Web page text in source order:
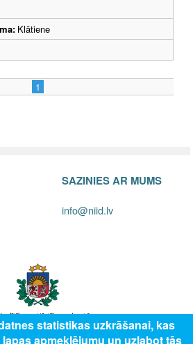
Klātiene
1
SAZINIES AR MUMS
info@niid.lv
statistikas uzkrāšanai, kas
apmeklējumu un uzlabot tās